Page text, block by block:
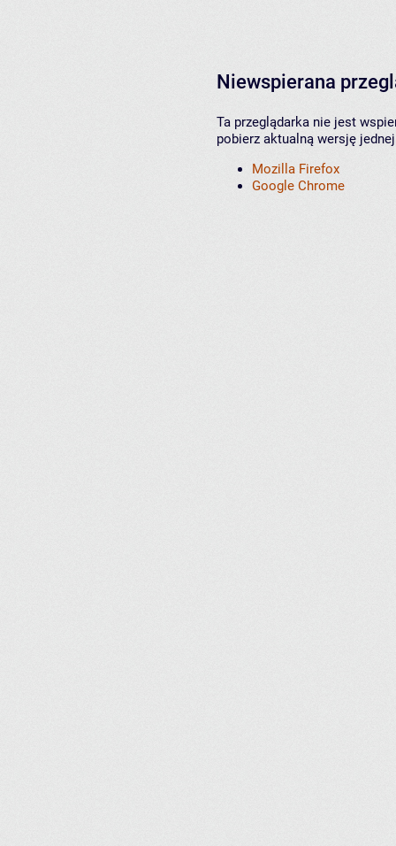
Niewspierana
Ta przeglądarka nie jest
pobierz aktualną wersję
Mozilla Firefox
Google Chrome